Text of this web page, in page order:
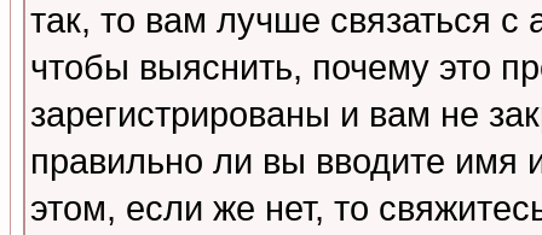
так, то вам лучше связаться
чтобы выяснить, почему это
зарегистрированы и вам не
правильно ли вы вводите
этом, если же нет, то